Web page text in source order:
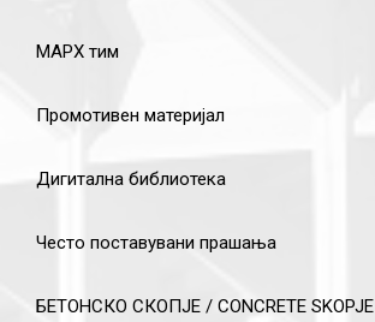
МАРХ тим
Промотивен материјал
Дигитална библиотека
Често поставувани прашања
БЕТОНСКО СКОПЈЕ / CONCRETE SKOPJE